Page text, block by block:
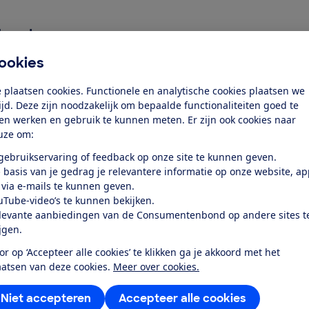
plaatsen cookies. Functionele en analytische cookies plaatsen we
Deze zijn noodzakelijk om bepaalde functionaliteiten goed te
werken en gebruik te kunnen meten. Er zijn ook cookies naar
om:
of feedback op onze site te kunnen geven.
basis van je gedrag je relevantere informatie op onze website,
e-mails te kunnen geven.
video’s te kunnen bekijken.
aanbiedingen van de Consumentenbond op andere sites
op ‘Accepteer alle cookies’ te klikken ga je akkoord met het
van deze cookies. Meer over cookies.
Accepteer alle cookies
Niet accepteren
weinig onderhoud. Toch is het verstandig een camera
de accu te zorgen.
fotocamera’s om mee te vloggen. Welke eisen
naar x
cameralens wordt op verschillende manieren aangeduid.